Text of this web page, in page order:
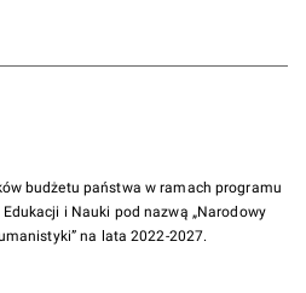
budżetu państwa w ramach programu
i Nauki pod nazwą „Narodowy
na lata 2022-2027.